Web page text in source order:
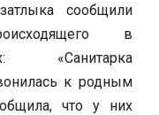
сообщили
в
«Санитарка
к родным
что у них